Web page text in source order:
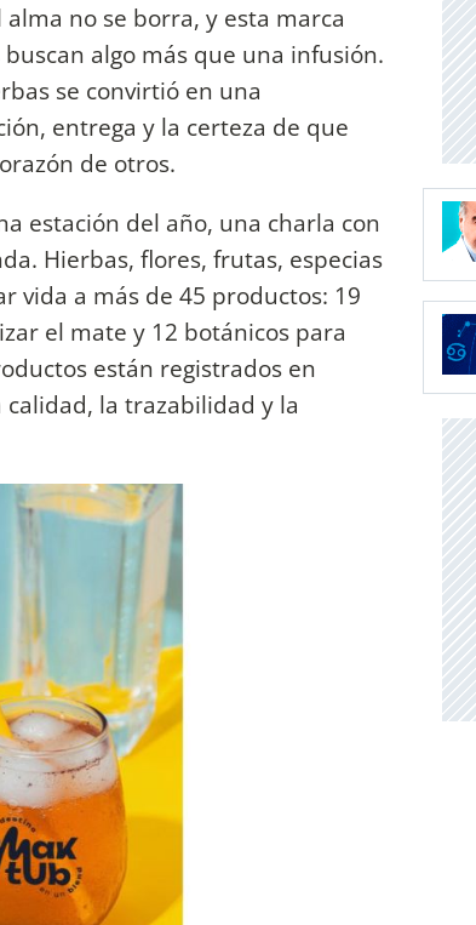
no se borra, y esta marca
algo más que una infusión.
se convirtió en una
entrega y la certeza de que
de otros.
estación del año, una charla con
Hierbas, flores, frutas, especias
vida a más de 45 productos: 19
el mate y 12 botánicos para
están registrados en
la trazabilidad y la